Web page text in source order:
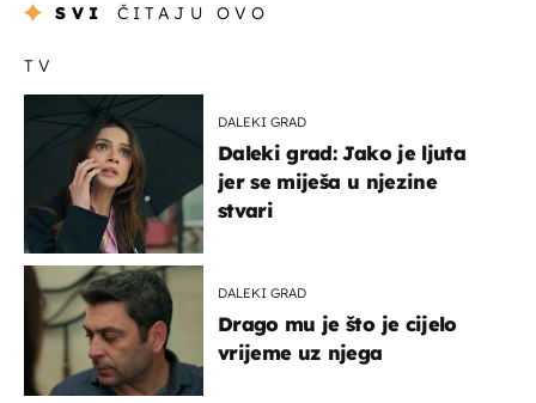
SVI ČITAJU OVO
TV
DALEKI GRAD
Daleki grad: Jako je ljuta
jer se miješa u njezine
stvari
DALEKI GRAD
Drago mu je što je cijelo
vrijeme uz njega